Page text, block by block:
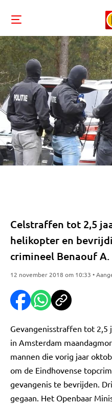
Celstraffen tot 2,5
helikopter en
crimineel Benaouf A.
12 november 2018 om 10:33 •
Gevangenisstraffen tot 2,5
in Amsterdam
mannen die vorig jaar
om de Eindhovense
gevangenis te bevrijden.
gegaan. Het Openbaar